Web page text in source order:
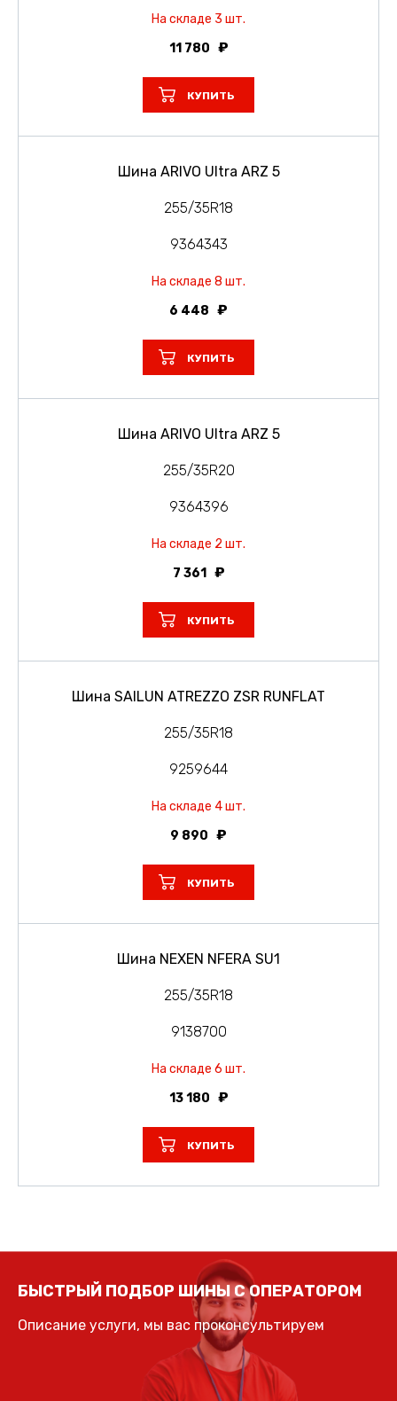
На складе 3 шт.
11 780
КУПИТЬ
Шина ARIVO Ultra ARZ 5
255/35R18
9364343
На складе 8 шт.
6 448
КУПИТЬ
Шина ARIVO Ultra ARZ 5
255/35R20
9364396
На складе 2 шт.
7 361
КУПИТЬ
Шина SAILUN ATREZZO ZSR RUNFLAT
255/35R18
9259644
На складе 4 шт.
9 890
КУПИТЬ
Шина NEXEN NFERA SU1
255/35R18
9138700
На складе 6 шт.
13 180
КУПИТЬ
БЫСТРЫЙ ПОДБОР ШИНЫ С ОПЕРАТОРОМ
Описание услуги, мы вас проконсультируем